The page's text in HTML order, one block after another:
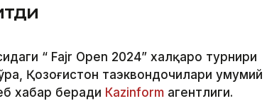
“ Fajr Open 2024” халқаро турнири
Қозоғистон таэквондочилари умумий
хабар беради Каzinform агентлиги.